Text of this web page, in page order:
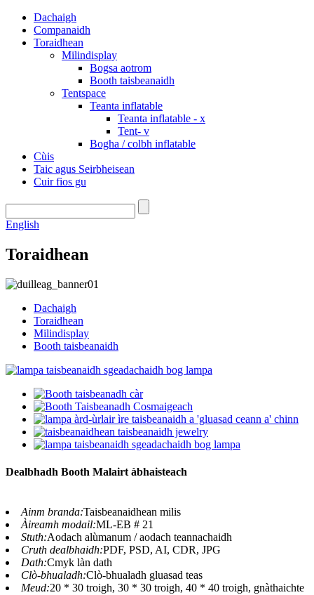
Dachaigh
Companaidh
Toraidhean
Milindisplay
Bogsa aotrom
Booth taisbeanaidh
Tentspace
Teanta inflatable
Teanta inflatable - x
Tent- v
Bogha / colbh inflatable
Cùis
Taic agus Seirbheisean
Cuir fios gu
English
Toraidhean
Dachaigh
Toraidhean
Milindisplay
Booth taisbeanaidh
Dealbhadh Booth Malairt àbhaisteach
Ainm branda:Taisbeanaidhean milis
Àireamh modail:ML-EB # 21
Stuth:Aodach alùmanum / aodach teannachaidh
Cruth dealbhaidh:PDF, PSD, AI, CDR, JPG
Dath:Cmyk làn dath
Clò-bhualadh:Clò-bhualadh gluasad teas
Meud:20 * 30 troigh, 30 * 30 troigh, 40 * 40 troigh, gnàthaichte